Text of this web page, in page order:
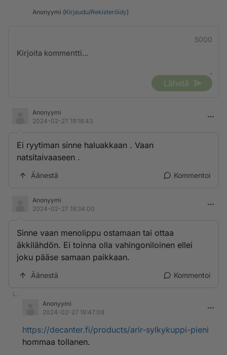
Anonyymi (Kirjaudu/Rekisteröidy)
5000
Lähetä
Anonyymi
2024-02-27 19:18:43
Ei ryytiman sinne haluakkaan . Vaan
natsitaivaaseen .
Äänestä Kommentoi
Anonyymi
2024-02-27 19:34:00
Sinne vaan menolippu ostamaan tai ottaa
äkkilähdön. Ei toinna olla vahingoniloinen ellei
joku pääse samaan paikkaan.
Äänestä Kommentoi
Anonyymi
2024-02-27 19:47:08
https://decanter.fi/products/arir-sylkykuppi-pieni
hommaa tollanen.